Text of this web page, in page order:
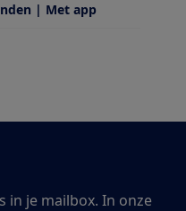
| Met app
in je mailbox. In onze